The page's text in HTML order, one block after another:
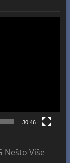
30:46
Nešto Više